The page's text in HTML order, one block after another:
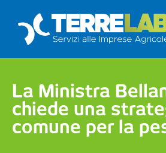
La Ministra
chiede una
comune per la